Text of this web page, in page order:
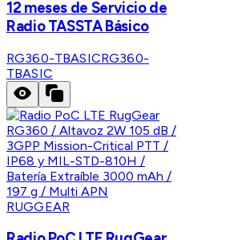
12 meses de Servicio de
Radio TASSTA Básico
RG360-TBASICRG360-
TBASIC
RUGGEAR